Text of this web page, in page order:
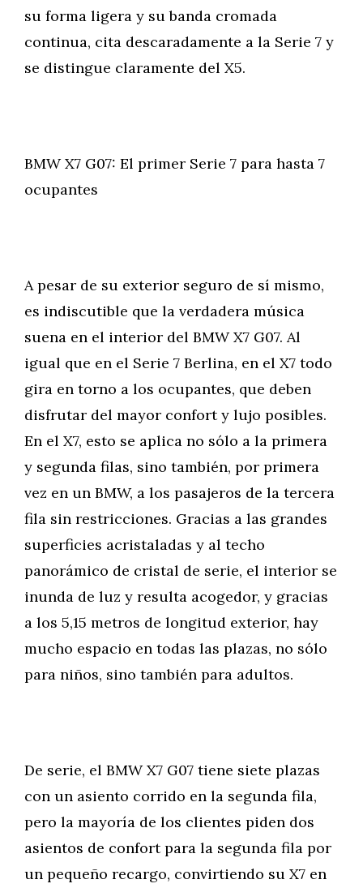
su forma ligera y su banda cromada
continua, cita descaradamente a la Serie 7 y
se distingue claramente del X5.
BMW X7 G07: El primer Serie 7 para hasta 7
ocupantes
A pesar de su exterior seguro de sí mismo,
es indiscutible que la verdadera música
suena en el interior del BMW X7 G07. Al
igual que en el Serie 7 Berlina, en el X7 todo
gira en torno a los ocupantes, que deben
disfrutar del mayor confort y lujo posibles.
En el X7, esto se aplica no sólo a la primera
y segunda filas, sino también, por primera
vez en un BMW, a los pasajeros de la tercera
fila sin restricciones. Gracias a las grandes
superficies acristaladas y al techo
panorámico de cristal de serie, el interior se
inunda de luz y resulta acogedor, y gracias
a los 5,15 metros de longitud exterior, hay
mucho espacio en todas las plazas, no sólo
para niños, sino también para adultos.
De serie, el BMW X7 G07 tiene siete plazas
con un asiento corrido en la segunda fila,
pero la mayoría de los clientes piden dos
asientos de confort para la segunda fila por
un pequeño recargo, convirtiendo su X7 en